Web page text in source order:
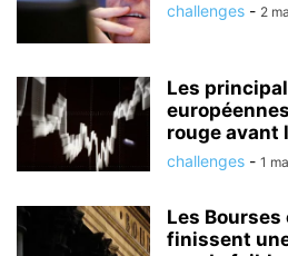
challenges - 2
Les
rouge avant
challenges - 1
Les
finissent